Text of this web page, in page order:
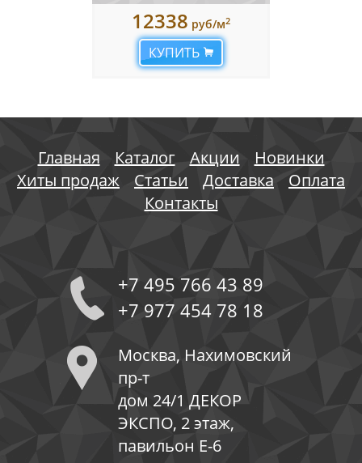
12338 руб/м2
КУПИТЬ
Главная Каталог Акции
Новинки
Хиты продаж
Статьи Доставка
Оплата
Контакты
+7 495 766 43 89
+7 977 454 78 18
Москва, Нахимовский
пр-т
дом 24/1 ДЕКОР
ЭКСПО, 2 этаж,
павильон Е-6